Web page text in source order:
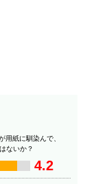
用紙に馴染んで、
ないか？
4.2